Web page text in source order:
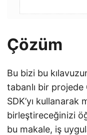
Çözüm
Bu bizi bu
tabanlı bir
SDK’yı kullanarak
birleştireceğinizi
bu makale, iş